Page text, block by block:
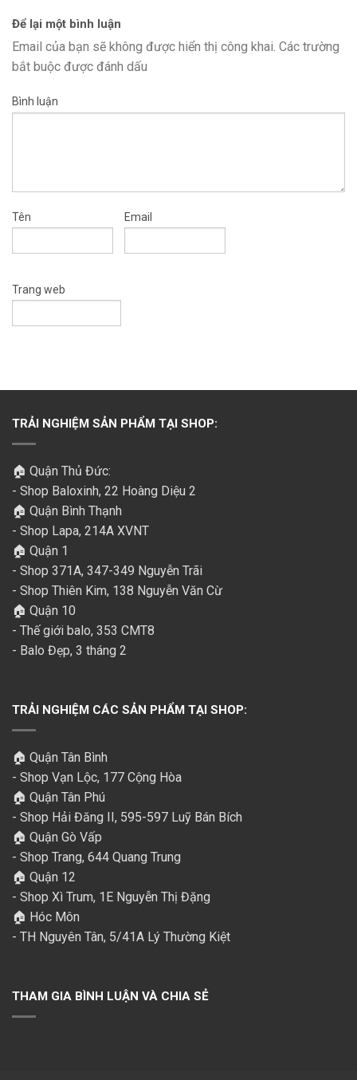
Để lại một bình luận
Email của bạn sẽ không được hiển thị công khai. Các trường
bắt buộc được đánh dấu
Bình luận
Tên Email
Trang web
TRẢI NGHIỆM SẢN PHẨM TẠI SHOP:
🏠 Quận Thủ Đức:
- Shop Baloxinh, 22 Hoàng Diệu 2
🏠 Quận Bình Thạnh
- Shop Lapa, 214A XVNT
🏠 Quận 1
- Shop 371A, 347-349 Nguyễn Trãi
- Shop Thiên Kim, 138 Nguyễn Văn Cừ
🏠 Quận 10
- Thế giới balo, 353 CMT8
- Balo Đẹp, 3 tháng 2
TRẢI NGHIỆM CÁC SẢN PHẨM TẠI SHOP:
🏠 Quận Tân Bình
- Shop Vạn Lộc, 177 Cộng Hòa
🏠 Quận Tân Phú
- Shop Hải Đăng II, 595-597 Luỹ Bán Bích
🏠 Quận Gò Vấp
- Shop Trang, 644 Quang Trung
🏠 Quận 12
- Shop Xì Trum, 1E Nguyễn Thị Đặng
🏠 Hóc Môn
- TH Nguyên Tân, 5/41A Lý Thường Kiệt
THAM GIA BÌNH LUẬN VÀ CHIA SẺ